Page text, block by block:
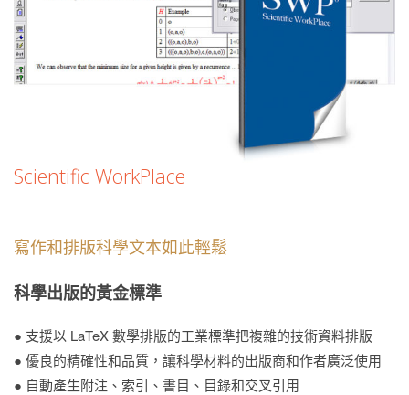
Scientific WorkPlace
寫作和排版科學文本如此輕鬆
科學出版的黃金標準
● 支援以 LaTeX 數學排版的工業標準把複雜的技術資料排版
● 優良的精確性和品質，讓科學材料的出版商和作者廣泛使用
● 自動產生附注、索引、書目、目錄和交叉引用